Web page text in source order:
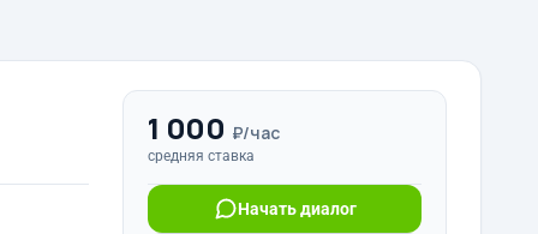
1 000 ₽/час
средняя ставка
Начать диалог